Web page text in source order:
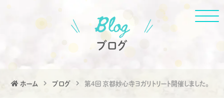
ブログ
ホーム ブログ 第4回 京都妙心寺ヨガリトリート開催しました。